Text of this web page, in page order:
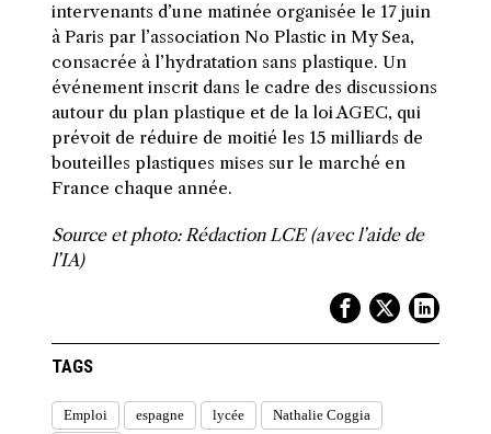
intervenants d’une matinée organisée le 17 juin
à Paris par l’association No Plastic in My Sea,
consacrée à l’hydratation sans plastique. Un
événement inscrit dans le cadre des discussions
autour du plan plastique et de la loi AGEC, qui
prévoit de réduire de moitié les 15 milliards de
bouteilles plastiques mises sur le marché en
France chaque année.
Source et photo: Rédaction LCE (avec l’aide de
l’IA)
TAGS
Emploi espagne lycée
Nathalie Coggia